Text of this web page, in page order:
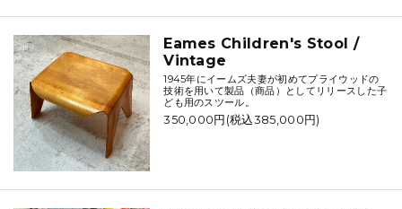
Eames Children's Stool /
Vintage
1945年にイームズ夫妻が初めてプライウッドの
技術を用いて製品（商品）としてリリースした子
ども用のスツール。
350,000円(税込385,000円)